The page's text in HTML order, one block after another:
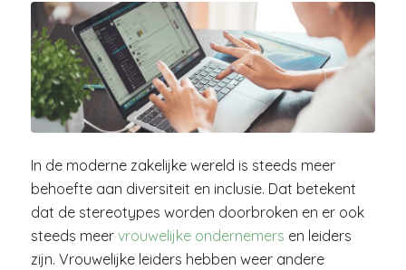
In de moderne zakelijke wereld is steeds meer
behoefte aan diversiteit en inclusie. Dat betekent
dat de stereotypes worden doorbroken en er ook
steeds meer vrouwelijke ondernemers en leiders
zijn. Vrouwelijke leiders hebben weer andere